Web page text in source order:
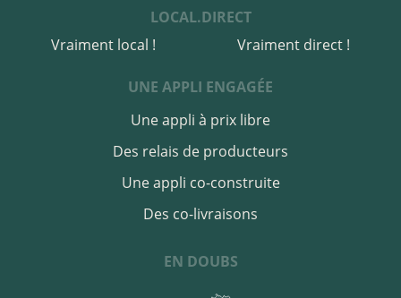
LOCAL.DIRECT
Vraiment local !
Vraiment direct !
UNE APPLI ENGAGÉE
Une appli à prix libre
Des relais de producteurs
Des co-livraisons
Une appli co-construite
EN DOUBS